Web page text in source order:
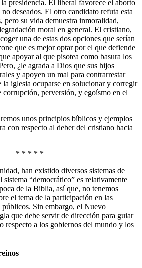
presidencia. El liberal favorece el aborto
deseados. El otro candidato refuta esta
pero su vida demuestra inmoralidad,
moral en general. El cristiano,
una de estas dos opciones que serían
que es mejor optar por el que defiende
apoyar al que pisotea como basura los
¿le agrada a Dios que sus hijos
y apoyen un mal para contrarrestar
la iglesia ocuparse en solucionar y corregir
corrupción, perversión, y egoísmo en el
unos principios bíblicos y ejemplos
con respecto al deber del cristiano hacia
* * * * *
han existido diversos sistemas de
“democrático” es relativamente
de la Biblia, así que, no tenemos
el tema de la participación en las
públicos. Sin embargo, el Nuevo
que debe servir de dirección para guiar
respecto a los gobiernos del mundo y los